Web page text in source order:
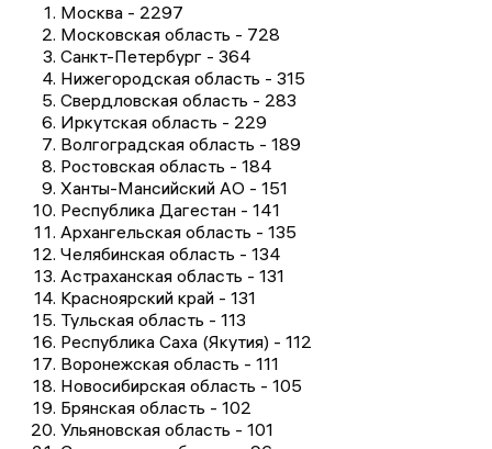
Москва - 2297
Московская область - 728
Санкт-Петербург - 364
Нижегородская область - 315
Свердловская область - 283
Иркутская область - 229
Волгоградская область - 189
Ростовская область - 184
Ханты-Мансийский АО - 151
Республика Дагестан - 141
Архангельская область - 135
Челябинская область - 134
Астраханская область - 131
Красноярский край - 131
Тульская область - 113
Республика Саха (Якутия) - 112
Воронежская область - 111
Новосибирская область - 105
Брянская область - 102
Ульяновская область - 101